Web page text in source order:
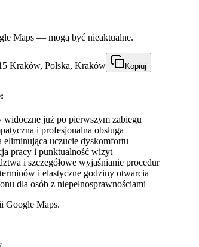
Maps — mogą być nieaktualne.
Kraków, Polska, Kraków Kopiuj
widoczne już po pierwszym zabiegu
i profesjonalna obsługa
eliminująca uczucie dyskomfortu
pracy i punktualność wizyt
i szczegółowe wyjaśnianie procedur
i elastyczne godziny otwarcia
dla osób z niepełnosprawnościami
Google Maps.